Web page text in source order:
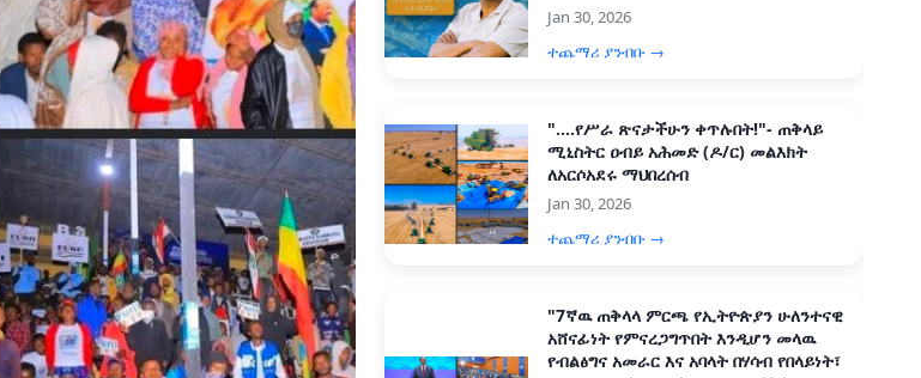
Jan 30, 2026
ተጨማሪ ያንብቡ →
"....የሥራ ጽናታችሁን ቀጥሉበት!"- ጠቅላይ
ሚኒስትር ዐብይ አሕመድ (ዶ/ር) መልእክት
ለአርሶአደሩ ማህበረሰብ
Jan 30, 2026
ተጨማሪ ያንብቡ →
"7ኛዉ ጠቅላላ ምርጫ የኢትዮጵያን ሁለንተናዊ
አሸናፊነት የምናረጋግጥበት እንዲሆን መላዉ
የብልፅግና አመራር እና አባላት በሃሳብ የበላይነት፣